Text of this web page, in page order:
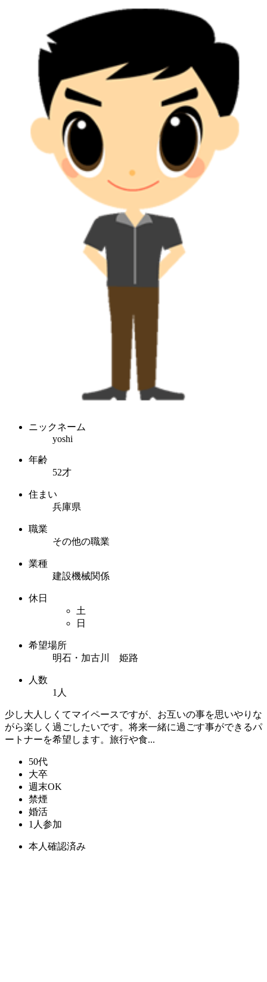
ニックネーム
yoshi
年齢
52才
住まい
兵庫県
職業
その他の職業
業種
建設機械関係
休日
土
日
希望場所
明石・加古川 姫路
人数
1人
少し大人しくてマイペースですが、お互いの事を思いやりな
がら楽しく過ごしたいです。将来一緒に過ごす事ができるパ
ートナーを希望します。旅行や食...
50代
大卒
週末OK
禁煙
婚活
1人参加
本人確認済み